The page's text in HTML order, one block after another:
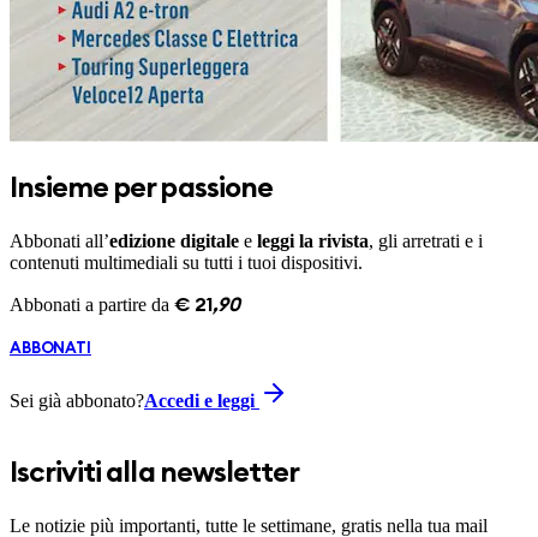
Insieme per passione
Abbonati all’edizione digitale e leggi la rivista, gli arretrati e i
contenuti multimediali su tutti i tuoi dispositivi.
Abbonati a partire da € 21 ,90
ABBONATI
Sei già abbonato?Accedi e leggi
Iscriviti alla newsletter
Le notizie più importanti, tutte le settimane, gratis nella tua mail